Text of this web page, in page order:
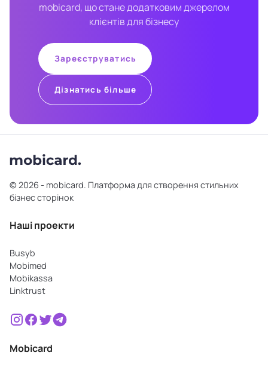
mobicard, що стане додатковим джерелом
клієнтів для бізнесу
Зареєструватись
Дізнатись більше
© 2026 - mobicard. Платформа для створення стильних
бізнес сторінок
Наші проекти
Busyb
Mobimed
Mobikassa
Linktrust
Mobicard